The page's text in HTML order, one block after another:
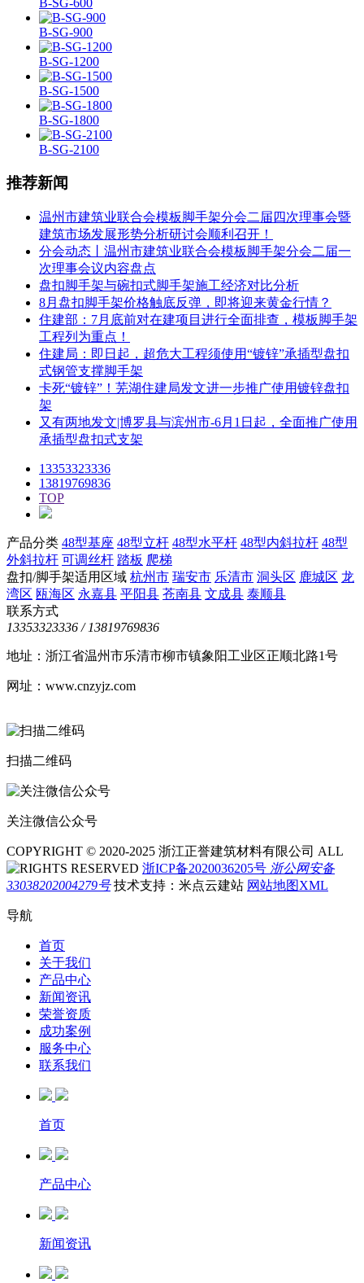
B-SG-600
B-SG-900
B-SG-1200
B-SG-1500
B-SG-1800
B-SG-2100
推荐新闻
温州市建筑业联合会模板脚手架分会二届四次理事会暨
建筑市场发展形势分析研讨会顺利召开！
分会动态丨温州市建筑业联合会模板脚手架分会二届一
次理事会议内容盘点
盘扣脚手架与碗扣式脚手架施工经济对比分析
8月盘扣脚手架价格触底反弹，即将迎来黄金行情？
住建部：7月底前对在建项目进行全面排查，模板脚手架
工程列为重点！
住建局：即日起，超危大工程须使用“镀锌”承插型盘扣
式钢管支撑脚手架
卡死“镀锌”！芜湖住建局发文进一步推广使用镀锌盘扣
架
又有两地发文|博罗县与滨州市-6月1日起，全面推广使用
承插型盘扣式支架
13353323336
13819769836
TOP
产品分类 48型基座 48型立杆 48型水平杆 48型内斜拉杆 48型
外斜拉杆 可调丝杆 踏板 爬梯
盘扣/脚手架适用区域 杭州市 瑞安市 乐清市 洞头区 鹿城区 龙
湾区 瓯海区 永嘉县 平阳县 苍南县 文成县 泰顺县
联系方式
13353323336 / 13819769836
地址：浙江省温州市乐清市柳市镇象阳工业区正顺北路1号
网址：www.cnzyjz.com
扫描二维码
关注微信公众号
COPYRIGHT © 2020-2025 浙江正誉建筑材料有限公司 ALL
RIGHTS RESERVED 浙ICP备2020036205号 浙公网安备
33038202004279号 技术支持：米点云建站 网站地图XML
导航
首页
关于我们
产品中心
新闻资讯
荣誉资质
成功案例
服务中心
联系我们
首页
产品中心
新闻资讯